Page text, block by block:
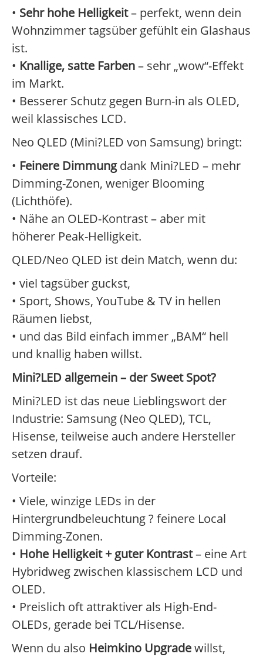
• Sehr hohe Helligkeit– perfekt, wenn dein
Wohnzimmer tagsüber gefühlt ein Glashaus
ist.
• Knallige, satte Farben– sehr „wow“-Effekt
im Markt.
• Besserer Schutz gegen Burn-in als OLED,
weil klassisches LCD.
Neo QLED (Mini?LED von Samsung) bringt:
• Feinere Dimmungdank Mini?LED – mehr
Dimming-Zonen, weniger Blooming
(Lichthöfe).
• Nähe an OLED-Kontrast – aber mit
höherer Peak-Helligkeit.
QLED/Neo QLED ist dein Match, wenn du:
• viel tagsüber guckst,
• Sport, Shows, YouTube & TV in hellen
Räumen liebst,
• und das Bild einfach immer „BAM“ hell
und knallig haben willst.
Mini?LED allgemein – der Sweet Spot?
Mini?LED ist das neue Lieblingswort der
Industrie: Samsung (Neo QLED), TCL,
Hisense, teilweise auch andere Hersteller
setzen drauf.
Vorteile:
• Viele, winzige LEDs in der
Hintergrundbeleuchtung ? feinere Local
Dimming-Zonen.
• Hohe Helligkeit + guter Kontrast– eine Art
Hybridweg zwischen klassischem LCD und
OLED.
• Preislich oft attraktiver als High-End-
OLEDs, gerade bei TCL/Hisense.
Wenn du also Heimkino Upgradewillst,